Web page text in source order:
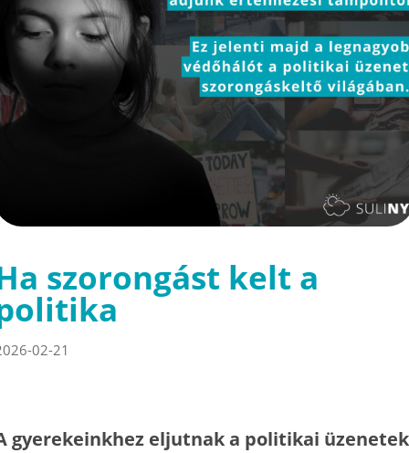
szorongást kelt a
02-21
gyerekeinkhez eljutnak a politikai